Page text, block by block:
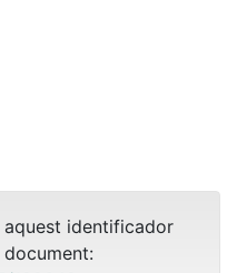
identificador